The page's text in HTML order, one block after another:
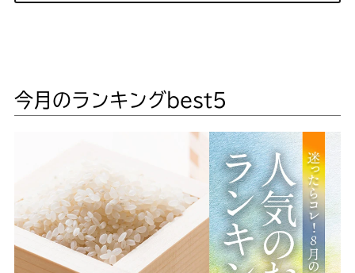
今月のランキングbest5